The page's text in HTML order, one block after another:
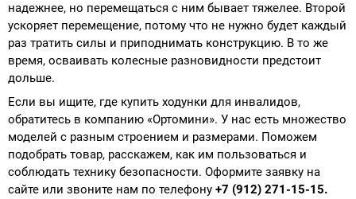
надежнее, но перемещаться с ним бывает тяжелее. Второй
ускоряет перемещение, потому что не нужно будет каждый
раз тратить силы и приподнимать конструкцию. В то же
время, осваивать колесные разновидности предстоит
дольше.
Если вы ищите, где купить ходунки для инвалидов,
обратитесь в компанию «Ортомини». У нас есть множество
моделей с разным строением и размерами. Поможем
подобрать товар, расскажем, как им пользоваться и
соблюдать технику безопасности. Оформите заявку на
сайте или звоните нам по телефону +7 (912) 271-15-15.